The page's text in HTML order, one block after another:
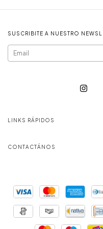
SUSCRIBITE A NUESTRO
LINKS RÁPIDOS
CONTACTÁNOS